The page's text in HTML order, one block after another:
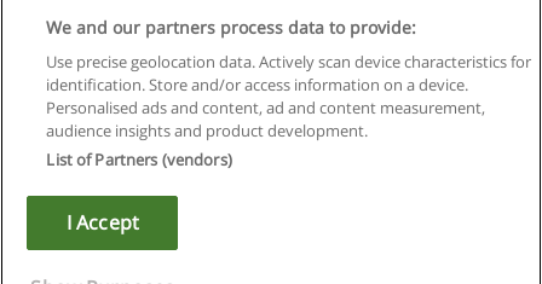
Правила пользования
Конфиденциальность информации
Напишите Educaedu
Copyright © Educaedu Business S.L. - CIF : B-95610580: -
We and our partners process data to provide:
Use precise geolocation data. Actively scan device characteristics for
identification. Store and/or access information on a device.
Personalised ads and content, ad and content measurement,
audience insights and product development.
List of Partners (vendors)
I Accept